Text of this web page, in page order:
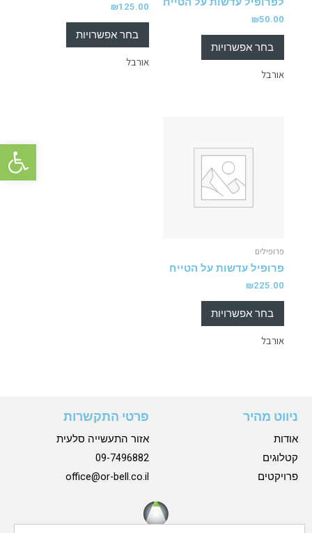
פתח
₪50.00
בחר אפשרויות
אורבל
₪125.00
בחר אפשרויות
אורבל
פרופילים
פרופיל עדשות על הטייח
₪225.00
בחר אפשרויות
אורבל
ניווט מהיר
אודות
קטלוגים
פרויקטים
פרטי התקשרות
אזור התעשייה סלעית
09-7496882
office@or-bell.co.il